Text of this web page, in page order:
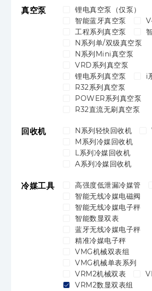
真空泵
锂电真空泵（仅泵）
智能蓝牙真空泵
工程系列真空泵
N系列单/双级真空泵
N系列Mini真空泵
VRD系列真空泵
锂电系列真空泵
i
R32系列真空泵
POWER系列真空泵
R32直流无刷真空泵
回收机 N系列轻快回收机
M系列冷媒回收机
L系列冷媒回收机
A系列冷媒回收机
冷媒工具 高强度低泄漏冷媒管
智能无线冷媒电磁阀
智能无线冷媒电子秤
智能数显双表
蓝牙无线冷媒电子秤
精准冷媒电子秤
VMG机械双表组
VMG机械单表系列
VRM2机械双表
VRM2数显双表组